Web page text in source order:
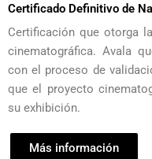
Certificado Definitivo de
Certificación que otorga
cinematográfica. Avala
con el proceso de
que el proyecto
su exhibición.
Más información